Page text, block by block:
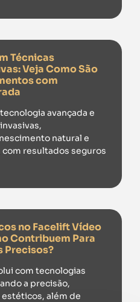
Técnicas
Veja Como São
com
avançada e
natural e
resultados seguros
no Facelift Vídeo
Contribuem Para
Precisos?
com tecnologias
a precisão,
além de